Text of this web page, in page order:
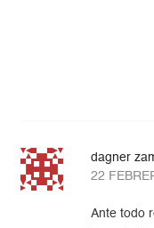
dagner
22
Ante todo